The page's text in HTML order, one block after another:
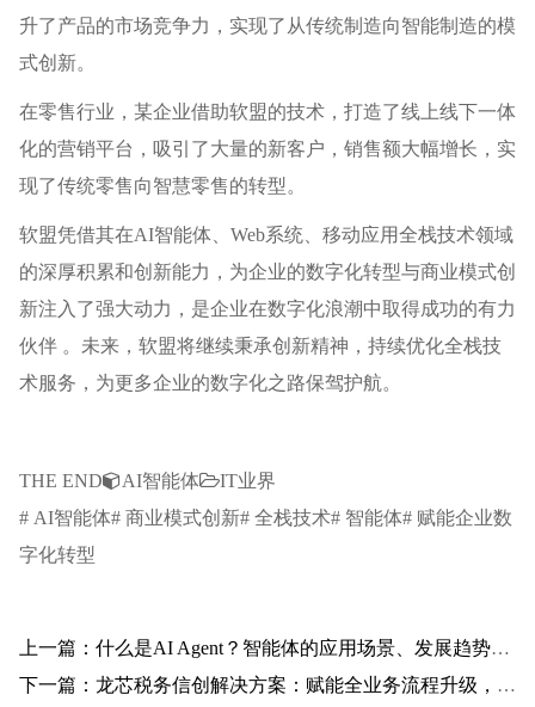
升了产品的市场竞争力，实现了从传统制造向智能制造的模
式创新。
在零售行业，某企业借助软盟的技术，打造了线上线下一体
化的营销平台，吸引了大量的新客户，销售额大幅增长，实
现了传统零售向智慧零售的转型。
软盟凭借其在AI智能体、Web系统、移动应用全栈技术领域
的深厚积累和创新能力，为企业的数字化转型与商业模式创
新注入了强大动力，是企业在数字化浪潮中取得成功的有力
伙伴 。未来，软盟将继续秉承创新精神，持续优化全栈技
术服务，为更多企业的数字化之路保驾护航。
THE END AI智能体
IT业界
# AI智能体# 商业模式创新# 全栈技术# 智能体# 赋能企业数
字化转型
上一篇：什么是AI Agent？智能体的应用场景、发展趋势一网打尽
下一篇：龙芯税务信创解决方案：赋能全业务流程升级，引领税务系统自主可控新篇章